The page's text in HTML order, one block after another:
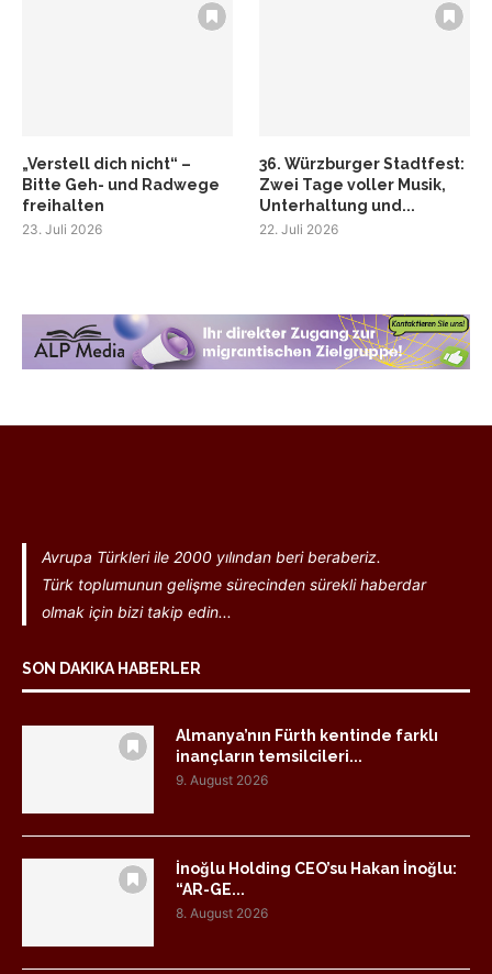
„Verstell dich nicht“ –
Bitte Geh- und Radwege
freihalten
23. Juli 2026
36. Würzburger Stadtfest:
Zwei Tage voller Musik,
Unterhaltung und...
22. Juli 2026
Avrupa Türkleri ile 2000 yılından beri beraberiz.
Türk toplumunun gelişme sürecinden sürekli haberdar
olmak için bizi takip edin...
SON DAKIKA HABERLER
Almanya’nın Fürth kentinde farklı
inançların temsilcileri...
9. August 2026
İnoğlu Holding CEO’su Hakan İnoğlu:
“AR-GE...
8. August 2026